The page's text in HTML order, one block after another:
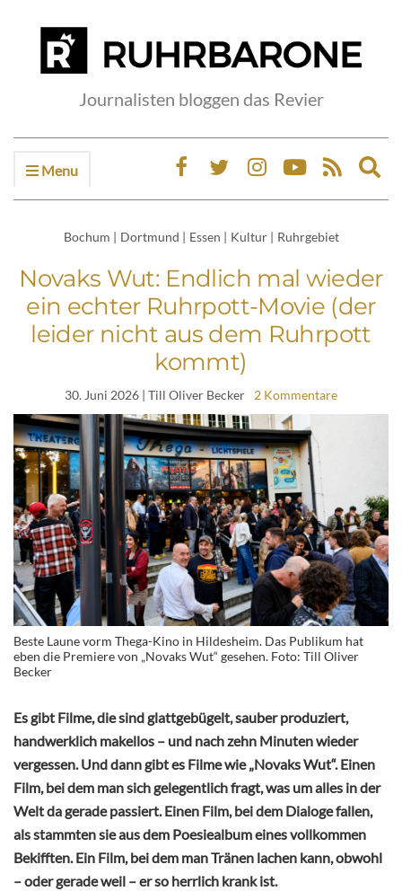
Journalisten bloggen das Revier
Menu
Bochum | Dortmund | Essen | Kultur | Ruhrgebiet
Novaks Wut: Endlich mal wieder
ein echter Ruhrpott-Movie (der
leider nicht aus dem Ruhrpott
kommt)
30. Juni 2026 | Till Oliver Becker 2 Kommentare
Beste Laune vorm Thega-Kino in Hildesheim. Das Publikum hat
eben die Premiere von „Novaks Wut“ gesehen. Foto: Till Oliver
Becker
Es gibt Filme, die sind glattgebügelt, sauber produziert,
handwerklich makellos – und nach zehn Minuten wieder
vergessen. Und dann gibt es Filme wie „Novaks Wut“. Einen
Film, bei dem man sich gelegentlich fragt, was um alles in der
Welt da gerade passiert. Einen Film, bei dem Dialoge fallen,
als stammten sie aus dem Poesiealbum eines vollkommen
Bekifften. Ein Film, bei dem man Tränen lachen kann, obwohl
– oder gerade weil – er so herrlich krank ist.